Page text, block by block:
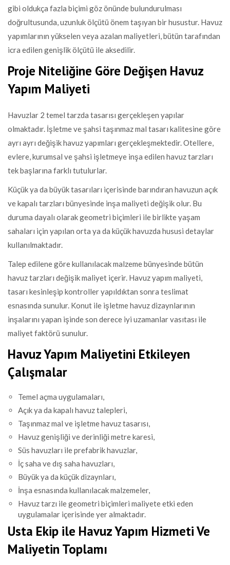
gibi oldukça fazla biçimi göz önünde bulundurulması
doğrultusunda, uzunluk ölçütü önem taşıyan bir husustur. Havuz
yapımlarının yükselen veya azalan maliyetleri, bütün tarafından
icra edilen genişlik ölçütü ile aksedilir.
Proje Niteliğine Göre Değişen Havuz
Yapım Maliyeti
Havuzlar 2 temel tarzda tasarısı gerçekleşen yapılar
olmaktadır. İşletme ve şahsi taşınmaz mal tasarı kalitesine göre
ayrı ayrı değişik havuz yapımları gerçekleşmektedir. Otellere,
evlere, kurumsal ve şahsi işletmeye inşa edilen havuz tarzları
tek başlarına farklı tutulurlar.
Küçük ya da büyük tasarıları içerisinde barındıran havuzun açık
ve kapalı tarzları bünyesinde inşa maliyeti değişik olur. Bu
duruma dayalı olarak geometri biçimleri ile birlikte yaşam
sahaları için yapılan orta ya da küçük havuzda hususi detaylar
kullanılmaktadır.
Talep edilene göre kullanılacak malzeme bünyesinde bütün
havuz tarzları değişik maliyet içerir. Havuz yapım maliyeti,
tasarı kesinleşip kontroller yapıldıktan sonra teslimat
esnasında sunulur. Konut ile işletme havuz dizaynlarının
inşalarını yapan işinde son derece iyi uzamanlar vasıtası ile
maliyet faktörü sunulur.
Havuz Yapım Maliyetini Etkileyen
Çalışmalar
Temel açma uygulamaları,
Açık ya da kapalı havuz talepleri,
Taşınmaz mal ve işletme havuz tasarısı,
Havuz genişliği ve derinliği metre karesi,
Süs havuzları ile prefabrik havuzlar,
İç saha ve dış saha havuzları,
Büyük ya da küçük dizaynları,
İnşa esnasında kullanılacak malzemeler,
Havuz tarzı ile geometri biçimleri maliyete etki eden
uygulamalar içerisinde yer almaktadır.
Usta Ekip ile Havuz Yapım Hizmeti Ve
Maliyetin Toplamı